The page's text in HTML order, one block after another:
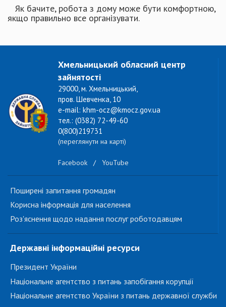
Як бачите, робота з дому може бути комфортною,
якщо правильно все організувати.
Хмельницький обласний центр
зайнятості
29000, м. Хмельницький,
пров. Шевченка, 10
e-mail: khm-ocz@kmocz.gov.ua
тел.: (0382) 72-49-60
0(800)219731
(переглянути на карті)
Facebook / YouTube
Поширені запитання громадян
Корисна інформація для населення
Роз'яснення щодо надання послуг роботодавцям
Державні інформаційні ресурси
Президент України
Національне агентство з питань запобігання корупції
Національне агентство України з питань державної служби